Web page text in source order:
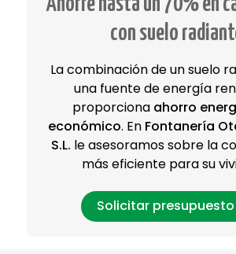
Ahorre hasta un 70% en
con suelo
La combinación de un suelo
una fuente de energía
proporciona ahorro
económico. En Fontanería
S.L. le asesoramos sobre la
más eficiente para su
Solicitar presupuesto